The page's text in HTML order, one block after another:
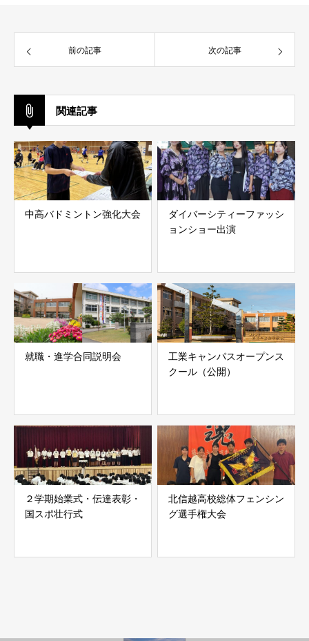
前の記事 次の記事
関連記事
中高バドミントン強化大会
ダイバーシティーファッシ
ョンショー出演
就職・進学合同説明会
工業キャンパスオープンス
クール（公開）
２学期始業式・伝達表彰・
国スポ壮行式
北信越高校総体フェンシン
グ選手権大会